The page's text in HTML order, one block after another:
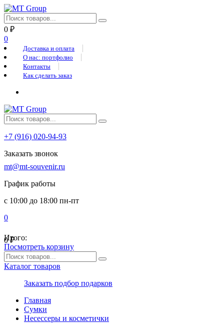
0 ₽
0
Доставка и оплата
О нас: портфолио
Контакты
Как сделать заказ
+7 (916) 020-94-93
Заказать звонок
mt@mt-souvenir.ru
График работы
с 10:00 до 18:00 пн-пт
0
0₽
Итого:
Посмотреть корзину
Каталог товаров
Заказать подбор подарков
Главная
Сумки
Несессеры и косметички